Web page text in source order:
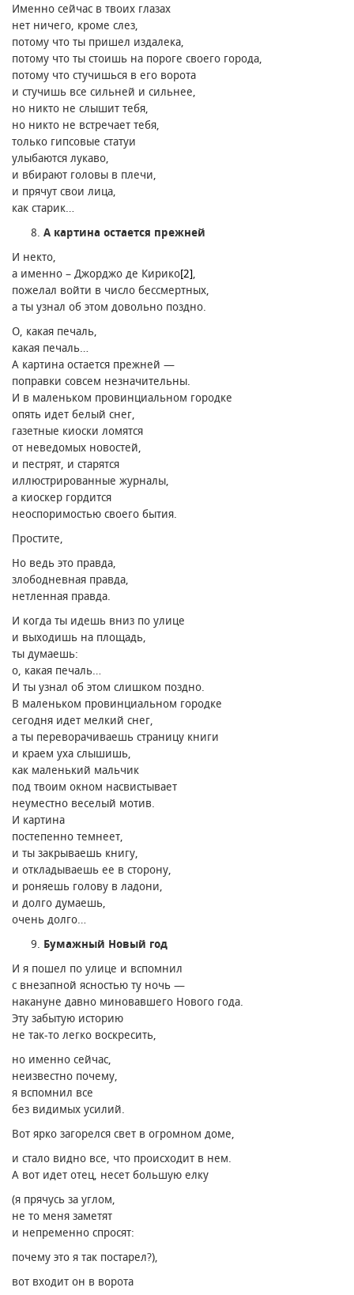
Именно сейчас в твоих глазах
нет ничего, кроме слез,
потому что ты пришел издалека,
потому что ты стоишь на пороге своего города,
потому что стучишься в его ворота
и стучишь все сильней и сильнее,
но никто не слышит тебя,
но никто не встречает тебя,
только гипсовые статуи
улыбаются лукаво,
и вбирают головы в плечи,
и прячут свои лица,
как старик…
А картина остается прежней
И некто,
а именно – Джорджо де Кирико[2],
пожелал войти в число бессмертных,
а ты узнал об этом довольно поздно.
О, какая печаль,
какая печаль…
А картина остается прежней —
поправки совсем незначительны.
И в маленьком провинциальном городке
опять идет белый снег,
газетные киоски ломятся
от неведомых новостей,
и пестрят, и старятся
иллюстрированные журналы,
а киоскер гордится
неоспоримостью своего бытия.
Простите,
Но ведь это правда,
злободневная правда,
нетленная правда.
И когда ты идешь вниз по улице
и выходишь на площадь,
ты думаешь։
о, какая печаль…
И ты узнал об этом слишком поздно.
В маленьком провинциальном городке
сегодня идет мелкий снег,
а ты переворачиваешь страницу книги
и краем уха слышишь,
как маленький мальчик
под твоим окном насвистывает
неуместно веселый мотив.
И картина
постепенно темнеет,
и ты закрываешь книгу,
и откладываешь ее в сторону,
и роняешь голову в ладони,
и долго думаешь,
очень долго…
Бумажный Новый год
И я пошел по улице и вспомнил
с внезапной ясностью ту ночь —
накануне давно миновавшего Нового года.
Эту забытую историю
не так-то легко воскресить,
но именно сейчас,
неизвестно почему,
я вспомнил все
без видимых усилий.
Вот ярко загорелся свет в огромном доме,
и стало видно все, что происходит в нем.
А вот идет отец, несет большую елку
(я прячусь за углом,
не то меня заметят
и непременно спросят:
почему это я так постарел?),
вот входит он в ворота